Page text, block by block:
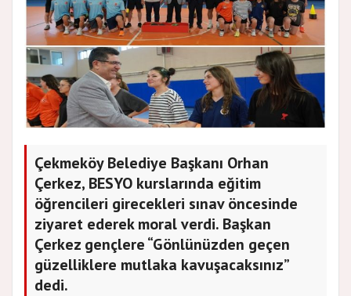
Çekmeköy Belediye Başkanı Orhan
Çerkez, BESYO kurslarında eğitim
öğrencileri girecekleri sınav öncesinde
ziyaret ederek moral verdi. Başkan
Çerkez gençlere “Gönlünüzden geçen
güzelliklere mutlaka kavuşacaksınız”
dedi.